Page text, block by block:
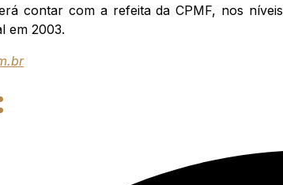
contar com a refeita da CPMF, nos
em 2003.